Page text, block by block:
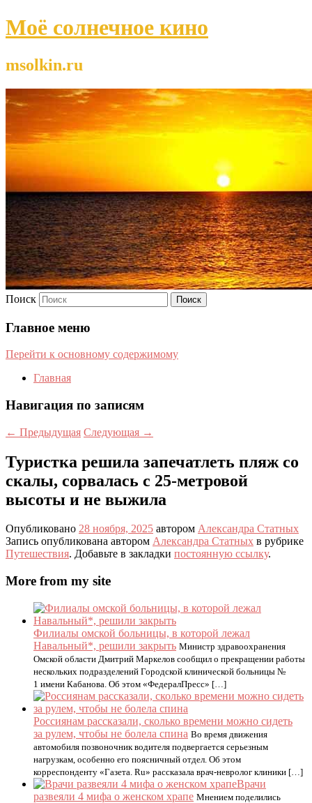
Моё солнечное кино
msolkin.ru
Поиск
Главное меню
Перейти к основному содержимому
Главная
Навигация по записям
← Предыдущая Следующая →
Туристка решила запечатлеть пляж со
скалы, сорвалась с 25-метровой
высоты и не выжила
Опубликовано 28 ноября, 2025 автором Александра Статных
Запись опубликована автором Александра Статных в рубрике
Путешествия. Добавьте в закладки постоянную ссылку.
More from my site
Филиалы омской больницы, в которой лежал
Навальный*, решили закрыть Министр здравоохранения
Омской области Дмитрий Маркелов сообщил о прекращении работы
нескольких подразделений Городской клинической больницы №
1 имени Кабанова. Об этом «ФедералПресс» […]
Россиянам рассказали, сколько времени можно сидеть
за рулем, чтобы не болела спина Во время движения
автомобиля позвоночник водителя подвергается серьезным
нагрузкам, особенно его поясничный отдел. Об этом
корреспонденту «Газета. Ru» рассказала врач-невролог клиники […]
Врачи
развеяли 4 мифа о женском храпе Мнением поделились